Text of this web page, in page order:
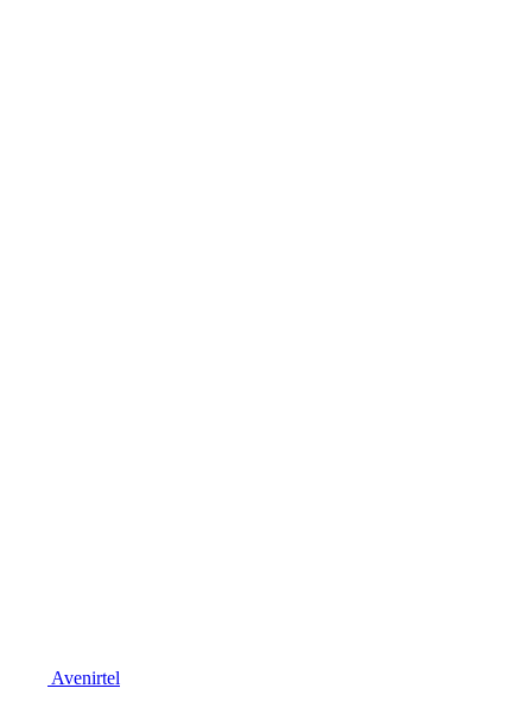
Avenirtel